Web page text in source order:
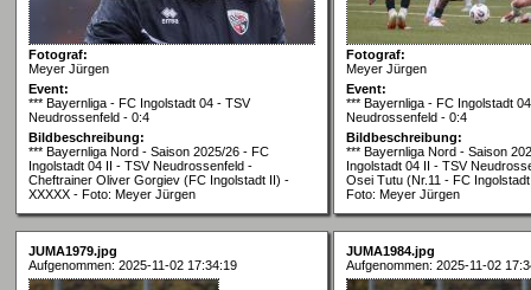
Fotograf:
Meyer Jürgen
Event:
*** Bayernliga - FC Ingolstadt 04 - TSV
Neudrossenfeld - 0:4
Bildbeschreibung:
*** Bayernliga Nord - Saison 2025/26 - FC
Ingolstadt 04 II - TSV Neudrossenfeld -
Cheftrainer Oliver Gorgiev (FC Ingolstadt II) -
XXXXX - Foto: Meyer Jürgen
Fotograf:
Meyer Jürgen
Event:
*** Bayernliga - FC Ingolstadt
Neudrossenfeld - 0:4
Bildbeschreibung:
*** Bayernliga Nord - Saison
Ingolstadt 04 II - TSV
Osei Tutu (Nr.11 - FC
Foto: Meyer Jürgen
JUMA1979.jpg
Aufgenommen: 2025-11-02 17:34:19
JUMA1984.jpg
Aufgenommen: 2025-11-02